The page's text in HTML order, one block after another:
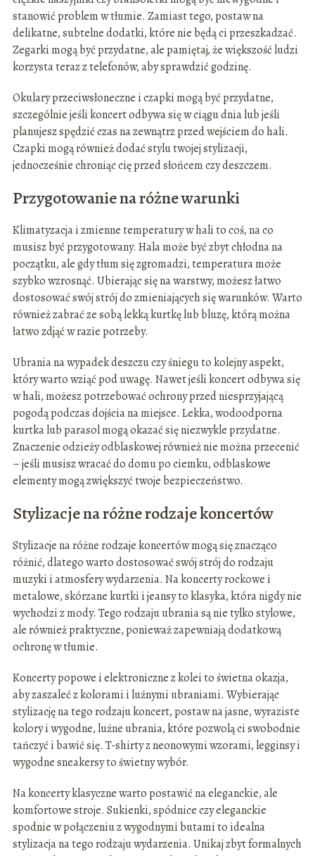
stanowić problem w tłumie. Zamiast tego, postaw na
delikatne, subtelne dodatki, które nie będą ci przeszkadzać.
Zegarki mogą być przydatne, ale pamiętaj, że większość ludzi
korzysta teraz z telefonów, aby sprawdzić godzinę.
Okulary przeciwsłoneczne i czapki mogą być przydatne,
szczególnie jeśli koncert odbywa się w ciągu dnia lub jeśli
planujesz spędzić czas na zewnątrz przed wejściem do hali.
Czapki mogą również dodać stylu twojej stylizacji,
jednocześnie chroniąc cię przed słońcem czy deszczem.
Przygotowanie na różne warunki
Klimatyzacja i zmienne temperatury w hali to coś, na co
musisz być przygotowany. Hala może być zbyt chłodna na
początku, ale gdy tłum się zgromadzi, temperatura może
szybko wzrosnąć. Ubierając się na warstwy, możesz łatwo
dostosować swój strój do zmieniających się warunków. Warto
również zabrać ze sobą lekką kurtkę lub bluzę, którą można
łatwo zdjąć w razie potrzeby.
Ubrania na wypadek deszczu czy śniegu to kolejny aspekt,
który warto wziąć pod uwagę. Nawet jeśli koncert odbywa się
w hali, możesz potrzebować ochrony przed niesprzyjającą
pogodą podczas dojścia na miejsce. Lekka, wodoodporna
kurtka lub parasol mogą okazać się niezwykle przydatne.
Znaczenie odzieży odblaskowej również nie można przecenić
– jeśli musisz wracać do domu po ciemku, odblaskowe
elementy mogą zwiększyć twoje bezpieczeństwo.
Stylizacje na różne rodzaje koncertów
Stylizacje na różne rodzaje koncertów mogą się znacząco
różnić, dlatego warto dostosować swój strój do rodzaju
muzyki i atmosfery wydarzenia. Na koncerty rockowe i
metalowe, skórzane kurtki i jeansy to klasyka, która nigdy nie
wychodzi z mody. Tego rodzaju ubrania są nie tylko stylowe,
ale również praktyczne, ponieważ zapewniają dodatkową
ochronę w tłumie.
Koncerty popowe i elektroniczne z kolei to świetna okazja,
aby zaszaleć z kolorami i luźnymi ubraniami. Wybierając
stylizację na tego rodzaju koncert, postaw na jasne, wyraziste
kolory i wygodne, luźne ubrania, które pozwolą ci swobodnie
tańczyć i bawić się. T-shirty z neonowymi wzorami, legginsy i
wygodne sneakersy to świetny wybór.
Na koncerty klasyczne warto postawić na eleganckie, ale
komfortowe stroje. Sukienki, spódnice czy eleganckie
spodnie w połączeniu z wygodnymi butami to idealna
stylizacja na tego rodzaju wydarzenia. Unikaj zbyt formalnych